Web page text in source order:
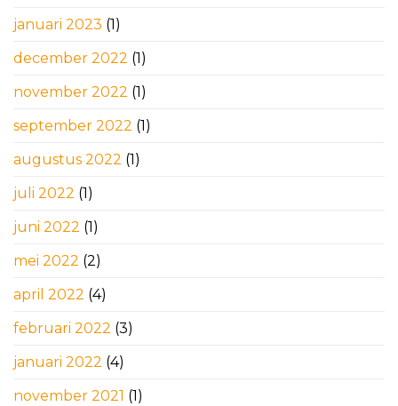
januari 2023 (1)
december 2022 (1)
november 2022 (1)
september 2022 (1)
augustus 2022 (1)
juli 2022 (1)
juni 2022 (1)
mei 2022 (2)
april 2022 (4)
februari 2022 (3)
januari 2022 (4)
november 2021 (1)